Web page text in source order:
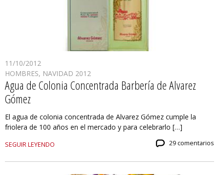
11/10/2012
HOMBRES, NAVIDAD 2012
Agua de Colonia Concentrada Barbería de Alvarez
Gómez
El agua de colonia concentrada de Alvarez Gómez cumple la
friolera de 100 años en el mercado y para celebrarlo […]
SEGUIR LEYENDO 29 comentarios